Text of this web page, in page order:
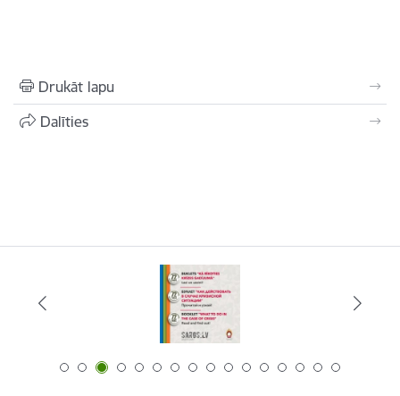
Drukāt lapu
Dalīties